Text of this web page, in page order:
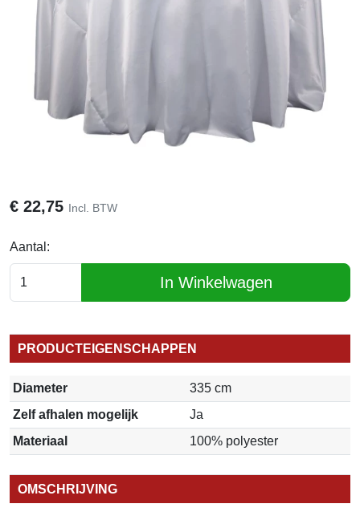
€ 22,75 Incl. BTW
Aantal:
In Winkelwagen
PRODUCTEIGENSCHAPPEN
Diameter
335 cm
Zelf afhalen mogelijk
Ja
Materiaal
100% polyester
OMSCHRIJVING